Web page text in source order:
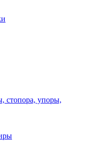
стопора, упоры,